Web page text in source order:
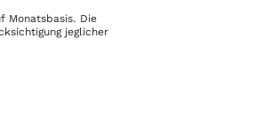
Monatsbasis. Die
jeglicher